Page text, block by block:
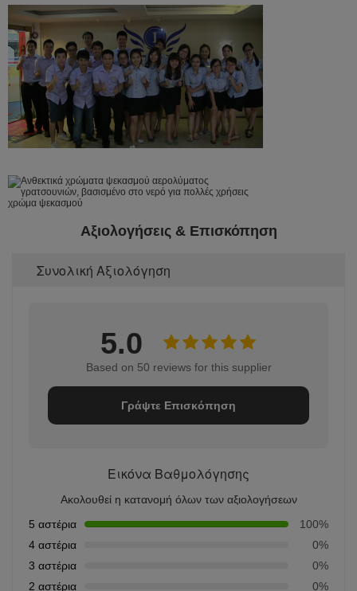
Αξιολογήσεις & Επισκόπηση
Συνολική Αξιολόγηση
5.0
Based on 50 reviews for this supplier
Γράψτε Επισκόπηση
Εικόνα Βαθμολόγησης
Ακολουθεί η κατανομή όλων των αξιολογήσεων
5 αστέρια
100%
4 αστέρια
0%
3 αστέρια
0%
2 αστέρια
0%